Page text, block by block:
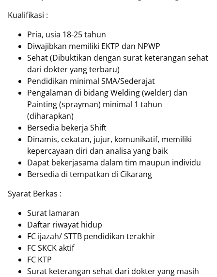
Kualifikasi :
Pria, usia 18-25 tahun
Diwajibkan memiliki EKTP dan NPWP
Sehat (Dibuktikan dengan surat keterangan sehat
dari dokter yang terbaru)
Pendidikan minimal SMA/Sederajat
Pengalaman di bidang Welding (welder) dan
Painting (sprayman) minimal 1 tahun
(diharapkan)
Bersedia bekerja Shift
Dinamis, cekatan, jujur, komunikatif, memiliki
kepercayaan diri dan analisa yang baik
Dapat bekerjasama dalam tim maupun individu
Bersedia di tempatkan di Cikarang
Syarat Berkas :
Surat lamaran
Daftar riwayat hidup
FC ijazah/ STTB pendidikan terakhir
FC SKCK aktif
FC KTP
Surat keterangan sehat dari dokter yang masih